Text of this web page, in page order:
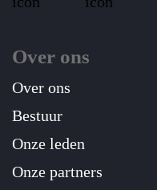
Over ons
Over ons
Bestuur
Onze leden
Onze partners